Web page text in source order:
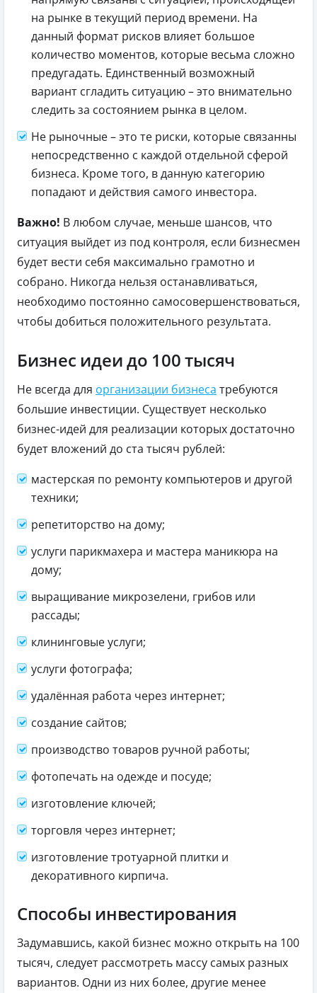
на рынке в текущий период времени. На
данный формат рисков влияет большое
количество моментов, которые весьма сложно
предугадать. Единственный возможный
вариант сгладить ситуацию – это внимательно
следить за состоянием рынка в целом.
Не рыночные – это те риски, которые связанны
непосредственно с каждой отдельной сферой
бизнеса. Кроме того, в данную категорию
попадают и действия самого инвестора.
Важно! В любом случае, меньше шансов, что
ситуация выйдет из под контроля, если бизнесмен
будет вести себя максимально грамотно и
собрано. Никогда нельзя останавливаться,
необходимо постоянно самосовершенствоваться,
чтобы добиться положительного результата.
Бизнес идеи до 100 тысяч
Не всегда для организации бизнеса требуются
большие инвестиции. Существует несколько
бизнес-идей для реализации которых достаточно
будет вложений до ста тысяч рублей:
мастерская по ремонту компьютеров и другой
техники;
репетиторство на дому;
услуги парикмахера и мастера маникюра на
дому;
выращивание микрозелени, грибов или
рассады;
клининговые услуги;
услуги фотографа;
удалённая работа через интернет;
создание сайтов;
производство товаров ручной работы;
фотопечать на одежде и посуде;
изготовление ключей;
торговля через интернет;
изготовление тротуарной плитки и
декоративного кирпича.
Способы инвестирования
Задумавшись, какой бизнес можно открыть на 100
тысяч, следует рассмотреть массу самых разных
вариантов. Одни из них более, другие менее